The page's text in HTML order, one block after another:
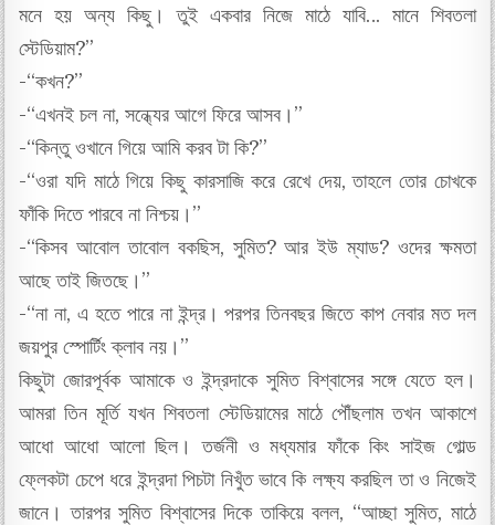
মনে হয় অন্য কিছু। তুই একবার নিজে মাঠে যাবি… মানে শিবতলা
স্টেডিয়াম?”
-“কখন?”
-“এখনই চল না, সন্ধ্যের আগে ফিরে আসব।”
-“কিন্তু ওখানে গিয়ে আমি করব টা কি?”
-“ওরা যদি মাঠে গিয়ে কিছু কারসাজি করে রেখে দেয়, তাহলে তোর চোখকে
ফাঁকি দিতে পারবে না নিশ্চয়।”
-“কিসব আবোল তাবোল বকছিস, সুমিত? আর ইউ ম্যাড? ওদের ক্ষমতা
আছে তাই জিতছে।”
-“না না, এ হতে পারে না ইন্দ্র। পরপর তিনবছর জিতে কাপ নেবার মত দল
জয়পুর স্পোর্টিং ক্লাব নয়।”
কিছুটা জোরপূর্বক আমাকে ও ইন্দ্রদাকে সুমিত বিশ্বাসের সঙ্গে যেতে হল।
আমরা তিন মূর্তি যখন শিবতলা স্টেডিয়ামের মাঠে পৌঁছলাম তখন আকাশে
আধো আধো আলো ছিল। তর্জনী ও মধ্যমার ফাঁকে কিং সাইজ গোল্ড
ফ্লেকটা চেপে ধরে ইন্দ্রদা পিচটা নিখুঁত ভাবে কি লক্ষ্য করছিল তা ও নিজেই
জানে। তারপর সুমিত বিশ্বাসের দিকে তাকিয়ে বলল, “আচ্ছা সুমিত, মাঠে